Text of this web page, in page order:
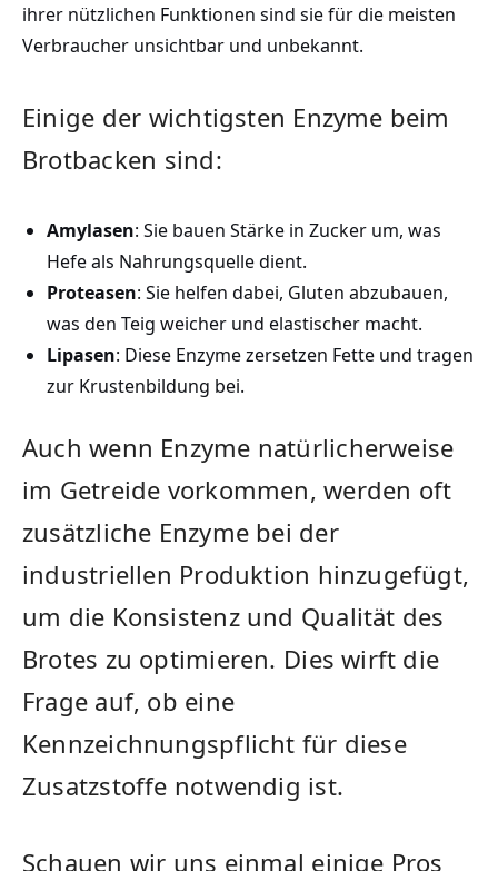
ihrer nützlichen Funktionen sind sie für‍ die meisten
Verbraucher unsichtbar und ​unbekannt.
Einige⁢ der wichtigsten Enzyme beim
Brotbacken⁤ sind:
Amylasen: Sie bauen ‍Stärke in Zucker um, was
Hefe als Nahrungsquelle dient.
Proteasen: Sie helfen dabei, Gluten abzubauen,
was ⁣den Teig weicher und elastischer macht.
Lipasen: Diese ⁢Enzyme⁢ zersetzen‍ Fette ⁤und tragen
zur⁢ Krustenbildung bei.
Auch wenn Enzyme natürlicherweise
im Getreide vorkommen, werden oft
zusätzliche Enzyme bei der
industriellen Produktion hinzugefügt,
um die Konsistenz und Qualität des
Brotes‍ zu optimieren.⁣ Dies wirft die
Frage auf, ​ob eine
Kennzeichnungspflicht‌ für diese
Zusatzstoffe notwendig ist.
Schauen wir uns einmal⁣ einige Pros⁤